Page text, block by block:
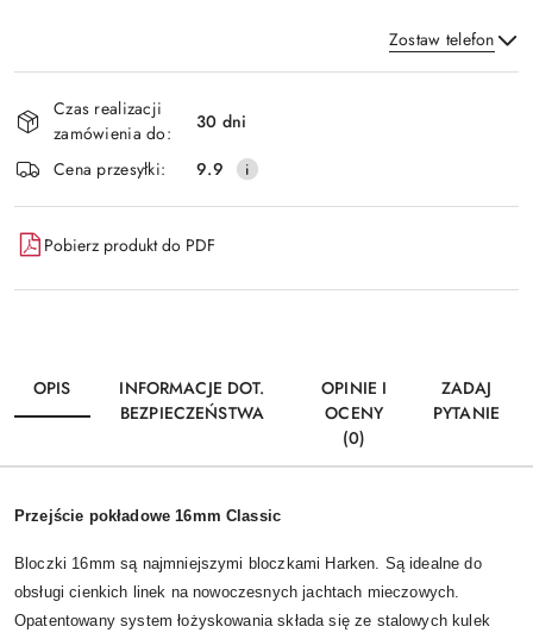
Zostaw telefon
i
dostawa
Czas realizacji
zamówienia do:
30 dni
Cena przesyłki:
9.9
Pobierz produkt do PDF
OPIS
INFORMACJE DOT.
BEZPIECZEŃSTWA
OPINIE I
OCENY
(0)
ZADAJ
PYTANIE
Przejście pokładowe 16mm Classic
Bloczki 16mm są najmniejszymi bloczkami Harken. Są idealne do
obsługi cienkich linek na nowoczesnych jachtach mieczowych.
Opatentowany system łożyskowania składa się ze stalowych kulek